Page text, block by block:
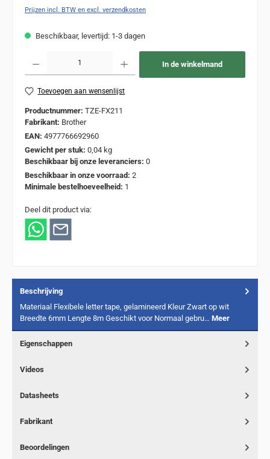
Prijzen incl. BTW en excl. verzendkosten
Beschikbaar, levertijd: 1-3 dagen
In de winkelmand
Toevoegen aan wensenlijst
Productnummer: TZE-FX211
Fabrikant: Brother
EAN: 4977766692960
Gewicht per stuk: 0,04 kg
Beschikbaar bij onze leveranciers: 0
Beschikbaar in onze voorraad: 2
Minimale bestelhoeveelheid: 1
Deel dit product via:
Beschrijving
Materiaal Flexibele letter tape, gelamineerd Kleur Zwart op wit
Breedte 6mm Lengte 8m Geschikt voor Normaal gebru… Meer
Eigenschappen
Videos
Datasheets
Fabrikant
Beoordelingen